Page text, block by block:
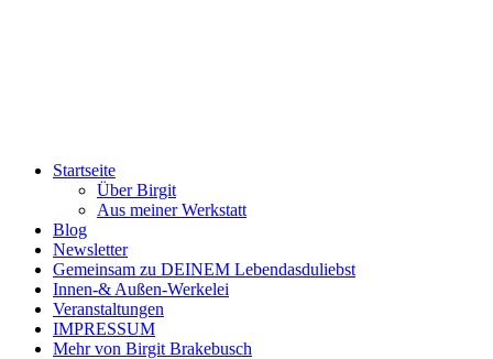
Startseite
Über Birgit
Aus meiner Werkstatt
Blog
Newsletter
Gemeinsam zu DEINEM Lebendasduliebst
Innen-& Außen-Werkelei
Veranstaltungen
IMPRESSUM
Mehr von Birgit Brakebusch